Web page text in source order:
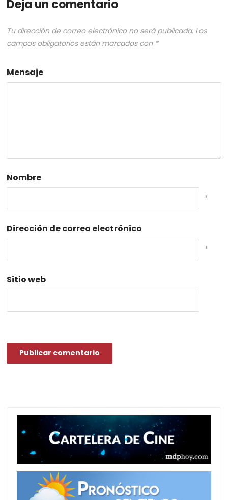
Deja un comentario
Tu dirección de correo electrónico no será publicada. Los
campos obligatorios están marcados con *
Mensaje
Nombre
*
Dirección de correo electrónico
*
Sitio web